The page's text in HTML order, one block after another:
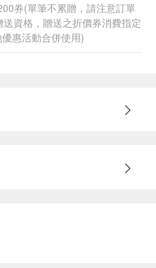
券(單筆不累贈，請注意訂單
資格，贈送之折價券消費指定
惠活動合併使用)